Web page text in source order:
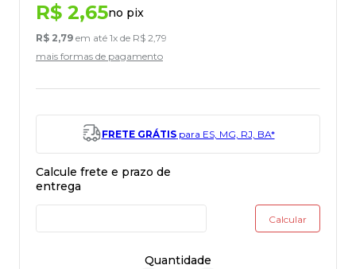
R$ 2,65no pix
R$ 2,79 em até 1x de R$ 2,79
mais formas de pagamento
FRETE GRÁTISpara ES, MG, RJ, BA*
Quantidade